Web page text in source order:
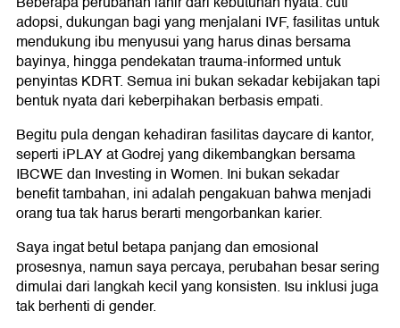
adopsi, dukungan bagi yang menjalani IVF, fasilitas untuk
mendukung ibu menyusui yang harus dinas bersama
bayinya, hingga pendekatan trauma-informed untuk
penyintas KDRT. Semua ini bukan sekadar kebijakan tapi
bentuk nyata dari keberpihakan berbasis empati.
Begitu pula dengan kehadiran fasilitas daycare di kantor,
seperti iPLAY at Godrej yang dikembangkan bersama
IBCWE dan Investing in Women. Ini bukan sekadar
benefit tambahan, ini adalah pengakuan bahwa menjadi
orang tua tak harus berarti mengorbankan karier.
Saya ingat betul betapa panjang dan emosional
prosesnya, namun saya percaya, perubahan besar sering
dimulai dari langkah kecil yang konsisten. Isu inklusi juga
tak berhenti di gender.